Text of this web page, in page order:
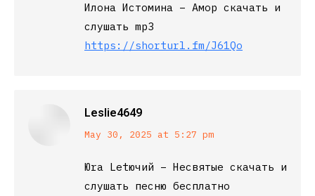
Илона Истомина – Амор скачать и
слушать mp3
https://shorturl.fm/J61Qo
Leslie4649
says:
May 30, 2025 at 5:27 pm
Юra Letючий – Несвятые скачать и
слушать песню бесплатно